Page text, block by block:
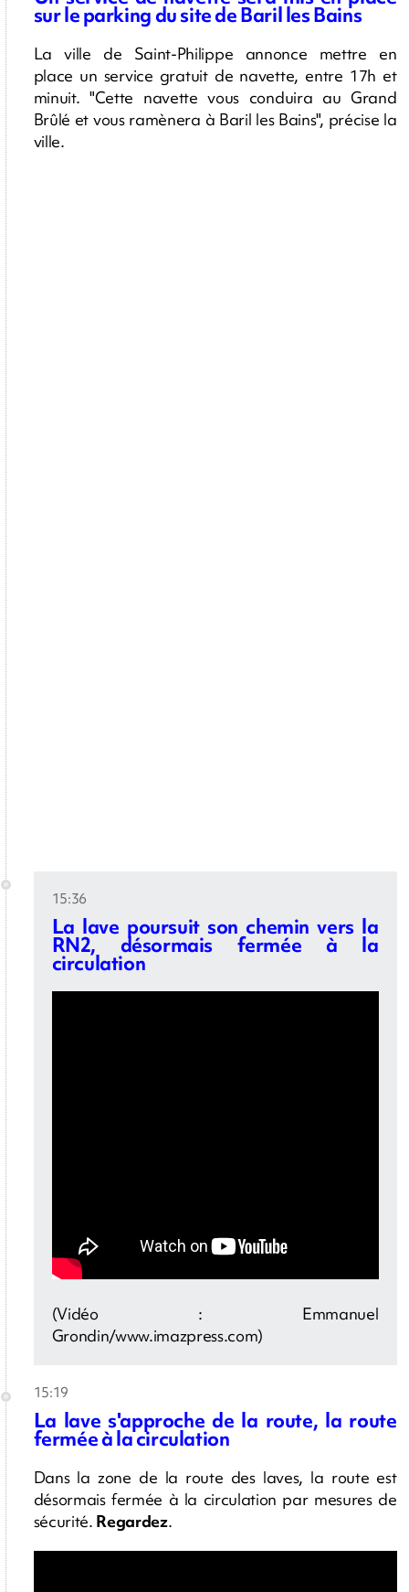
sur le parking du site de Baril les Bains
La ville de Saint-Philippe annonce mettre en
place un service gratuit de navette, entre 17h et
minuit. "Cette navette vous conduira au Grand
Brûlé et vous ramènera à Baril les Bains", précise la
ville.
15:36
La lave poursuit son chemin vers la
RN2, désormais fermée à la
circulation
(Vidéo : Emmanuel
Grondin/www.imazpress.com)
15:19
La lave s'approche de la route, la route
fermée à la circulation
Dans la zone de la route des laves, la route est
désormais fermée à la circulation par mesures de
sécurité. Regardez.